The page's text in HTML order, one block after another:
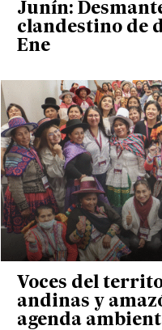
Junín:
clandestino de
Ene
Voces del
andinas y
agenda